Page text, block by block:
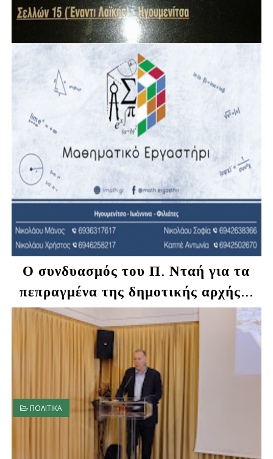
Ο συνδυασμός του Π. Νταή για τα
πεπραγμένα της δημοτικής αρχής...
ΠΟΛΙΤΙΚΑ